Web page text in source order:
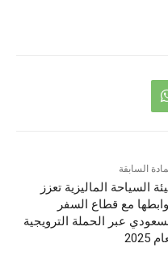
السابقة
السياحة الماليزية تعزز
مع قطاع السفر
عبر الحملة الترويجية
2025